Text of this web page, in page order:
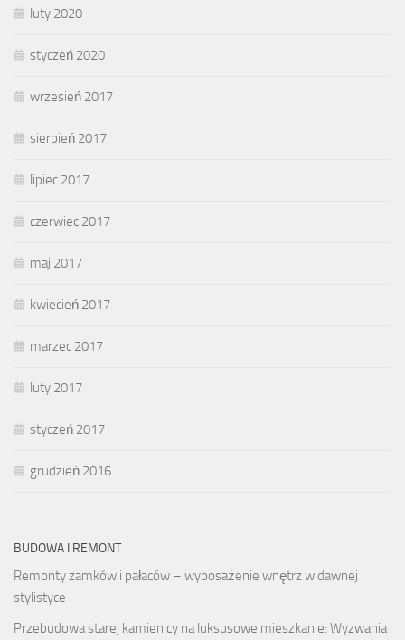
luty 2020
styczeń 2020
wrzesień 2017
sierpień 2017
lipiec 2017
czerwiec 2017
maj 2017
kwiecień 2017
marzec 2017
luty 2017
styczeń 2017
grudzień 2016
BUDOWA I REMONT
Remonty zamków i pałaców – wyposażenie wnętrz w dawnej
stylistyce
Przebudowa starej kamienicy na luksusowe mieszkanie: Wyzwania